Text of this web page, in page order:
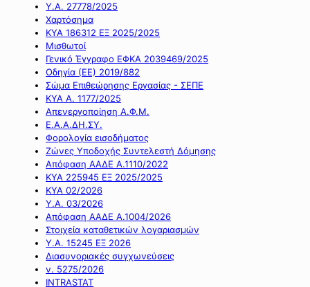
Υ.Α. 27778/2025
Χαρτόσημα
ΚΥΑ 186312 ΕΞ 2025/2025
Μισθωτοί
Γενικό Έγγραφο ΕΦΚΑ 2039469/2025
Οδηγία (ΕΕ) 2019/882
Σώμα Επιθεώρησης Εργασίας - ΣΕΠΕ
ΚΥΑ Α. 1177/2025
Απενεργοποίηση Α.Φ.Μ.
Ε.Α.Α.ΔΗ.ΣΥ.
Φορολογία εισοδήματος
Ζώνες Υποδοχής Συντελεστή Δόμησης
Απόφαση ΑΑΔΕ Α.1110/2022
ΚΥΑ 225945 ΕΞ 2025/2025
ΚΥΑ 02/2026
Υ.Α. 03/2026
Απόφαση ΑΑΔΕ Α.1004/2026
Στοιχεία καταθετικών λογαριασμών
Υ.Α. 15245 ΕΞ 2026
Διασυνοριακές συγχωνεύσεις
ν. 5275/2026
INTRASTAT